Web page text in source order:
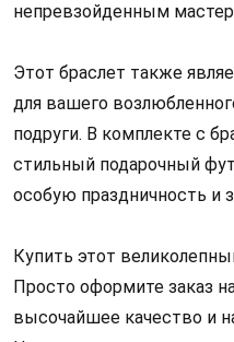
непревзойденным
Этот браслет также
для вашего
подруги. В комплекте с
стильный подарочный
особую праздничность и
Купить этот
Просто оформите заказ
высочайшее качество и